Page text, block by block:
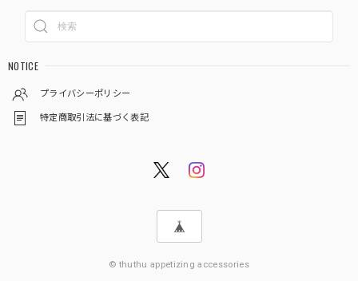
NOTICE
プライバシーポリシー
特定商取引法に基づく表記
© thuthu appetizing accessories